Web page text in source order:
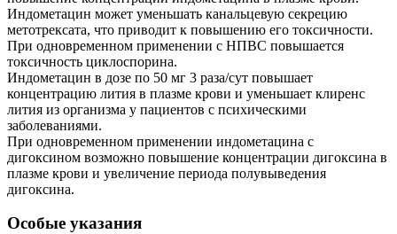
Индометацин может уменьшать канальцевую секрецию
метотрексата, что приводит к повышению его токсичности.
При одновременном применении с НПВС повышается
токсичность циклоспорина.
Индометацин в дозе по 50 мг 3 раза/сут повышает
концентрацию лития в плазме крови и уменьшает клиренс
лития из организма у пациентов с психическими
заболеваниями.
При одновременном применении индометацина с
дигоксином возможно повышение концентрации дигоксина в
плазме крови и увеличение периода полувыведения
дигоксина.
Особые указания